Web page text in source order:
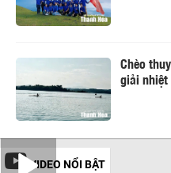
Chèo
giải
VIDEO NỔI BẬT